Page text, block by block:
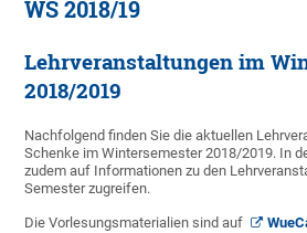
WS 2018/19
Lehrveranstaltungen im
2018/2019
Nachfolgend finden Sie die aktuellen
Schenke im Wintersemester 2018/2019. In
zudem auf Informationen zu den
Semester zugreifen.
Die Vorlesungsmaterialien sind auf